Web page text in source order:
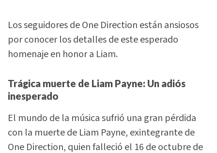
Los seguidores de One Direction están ansiosos
por conocer los detalles de este esperado
homenaje en honor a Liam.
Trágica muerte de Liam Payne: Un adiós
inesperado
El mundo de la música sufrió una gran pérdida
con la muerte de Liam Payne, exintegrante de
One Direction, quien falleció el 16 de octubre de